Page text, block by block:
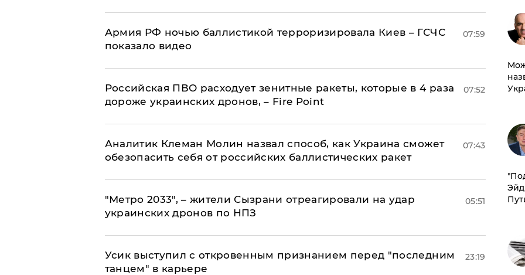
Армия РФ ночью баллистикой терроризировала Киев – ГСЧС
показало видео
07:59
Российская ПВО расходует зенитные ракеты, которые в 4 раза
дороже украинских дронов, – Fire Point
07:52
Аналитик Клеман Молин назвал способ, как Украина сможет
обезопасить себя от российских баллистических ракет
07:43
"Метро 2033", – жители Сызрани отреагировали на удар
украинских дронов по НПЗ
05:51
Усик выступил с откровенным признанием перед "последним
танцем" в карьере
23:19